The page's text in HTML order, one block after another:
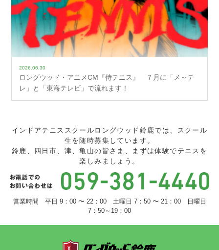
2026.06.30
ロングウッド・アニメCM『侍テニス』 ７月に「メ～テ
レ」と「東海テレビ」で流れます！
インドアテニススクールロングウッド鈴鹿では、スクール
生を随時募集しています。
鈴鹿、四日市、津、亀山の皆さま、まずは体験でテニスを
楽しみましょう。
営業時間 平日 9：00 〜 22：00 土曜日 7：50 〜 21：00 日曜日
7：50～19：00